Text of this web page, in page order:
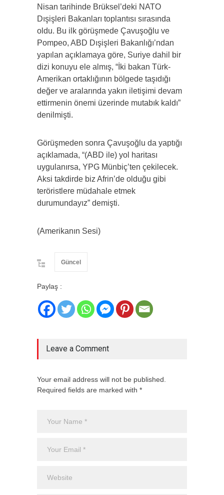
Nisan tarihinde Brüksel’deki NATO
Dışişleri Bakanları toplantısı sırasında
oldu. Bu ilk görüşmede Çavuşoğlu ve
Pompeo, ABD Dışişleri Bakanlığı’ndan
yapılan açıklamaya göre, Suriye dahil bir
dizi konuyu ele almış, “İki bakan Türk-
Amerikan ortaklığının bölgede taşıdığı
değer ve aralarında yakın iletişimi devam
ettirmenin önemi üzerinde mutabık kaldı”
denilmişti.
Görüşmeden sonra Çavuşoğlu da yaptığı
açıklamada, “(ABD ile) yol haritası
uygulanırsa, YPG Münbiç’ten çekilecek.
Aksi takdirde biz Afrin’de olduğu gibi
teröristlere müdahale etmek
durumundayız” demişti.
(Amerikanın Sesi)
Güncel
Paylaş :
Leave a Comment
Your email address will not be published.
Required fields are marked with *